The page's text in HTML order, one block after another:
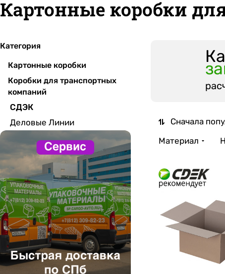
Картонные коробки
Сначала
Материал
Категория
Картонные коробки
Коробки для транспортных
компаний
СДЭК
Деловые Линии